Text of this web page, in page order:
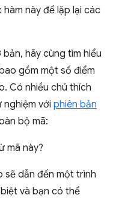
này để lặp lại các
hãy cùng tìm hiểu
gồm một số điểm
Có nhiều chú thích
với phiên bản
bộ mã:
mã này?
sẽ dẫn đến một trình
và bạn có thể